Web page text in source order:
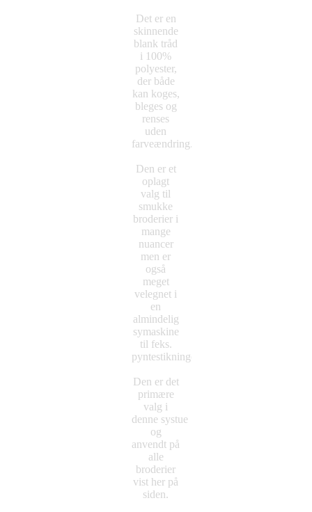
Det er en
skinnende
blank tråd
i 100%
polyester,
der både
kan koges,
bleges og
renses
uden
farveændring.
Den er et
oplagt
valg til
smukke
broderier i
mange
nuancer
men er
også
meget
velegnet i
en
almindelig
symaskine
til feks.
pyntestikninger.
Den er det
primære
valg i
denne systue
og
anvendt på
alle
broderier
vist her på
siden.